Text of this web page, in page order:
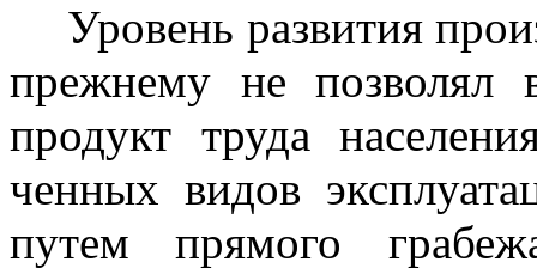
Уровень развития
прежнему не поз­волял
продукт труда
ченных видов
путем прямого